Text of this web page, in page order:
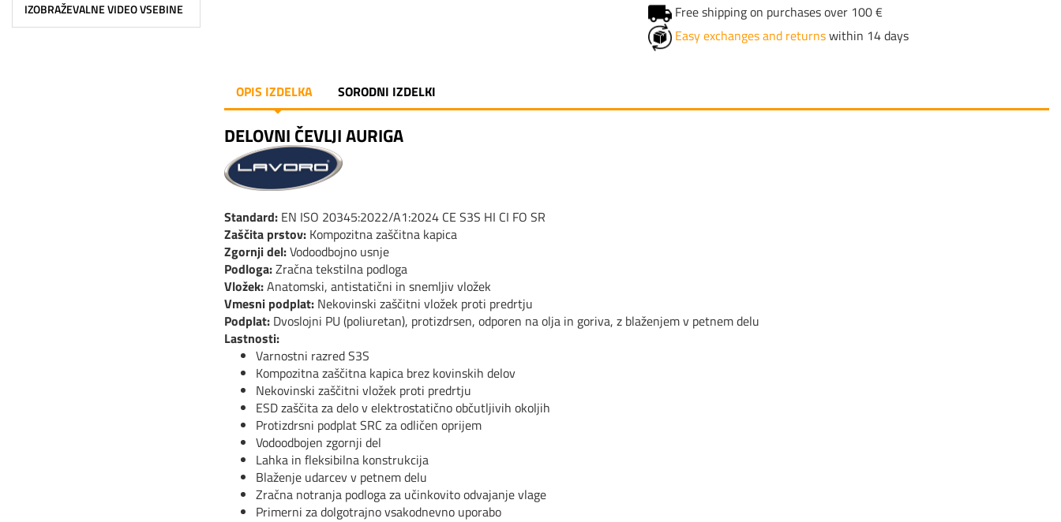
IZOBRAŽEVALNE VIDEO VSEBINE
Free shipping on purchases over 100 €
Easy exchanges and returnswithin 14 days
OPIS IZDELKA SORODNI IZDELKI
DELOVNI ČEVLJI AURIGA
Standard: EN ISO 20345:2022/A1:2024 CE S3S HI CI FO SR
Zaščita prstov:Kompozitna zaščitna kapica
Zgornji del:Vodoodbojno usnje
Podloga:Zračna tekstilna podloga
Vložek:Anatomski, antistatični in snemljiv vložek
Vmesni podplat:Nekovinski zaščitni vložek proti predrtju
Podplat:Dvoslojni PU (poliuretan), protizdrsen, odporen na olja in goriva, z blaženjem v petnem delu
Lastnosti:
Varnostni razred S3S
Kompozitna zaščitna kapica brez kovinskih delov
Nekovinski zaščitni vložek proti predrtju
ESD zaščita za delo v elektrostatično občutljivih okoljih
Protizdrsni podplat SRC za odličen oprijem
Vodoodbojen zgornji del
Lahka in fleksibilna konstrukcija
Blaženje udarcev v petnem delu
Zračna notranja podloga za učinkovito odvajanje vlage
Primerni za dolgotrajno vsakodnevno uporabo